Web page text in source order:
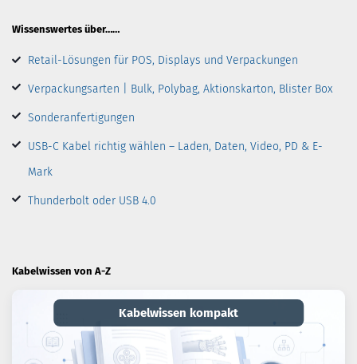
Wissenswertes über……
Retail-Lösungen für POS, Displays und Verpackungen
Verpackungsarten | Bulk, Polybag, Aktionskarton, Blister Box
Sonderanfertigungen
USB-C Kabel richtig wählen – Laden, Daten, Video, PD & E-
Mark
Thunderbolt oder USB 4.0
Kabelwissen von A-Z
Kabelwissen kompakt